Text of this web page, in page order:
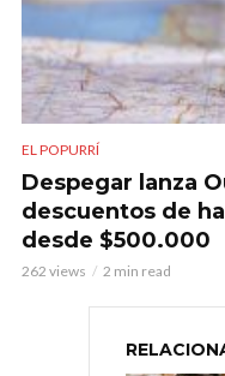
EL POPURRÍ
Despegar lanza
descuentos de
desde $500.000
262 views 2 min read